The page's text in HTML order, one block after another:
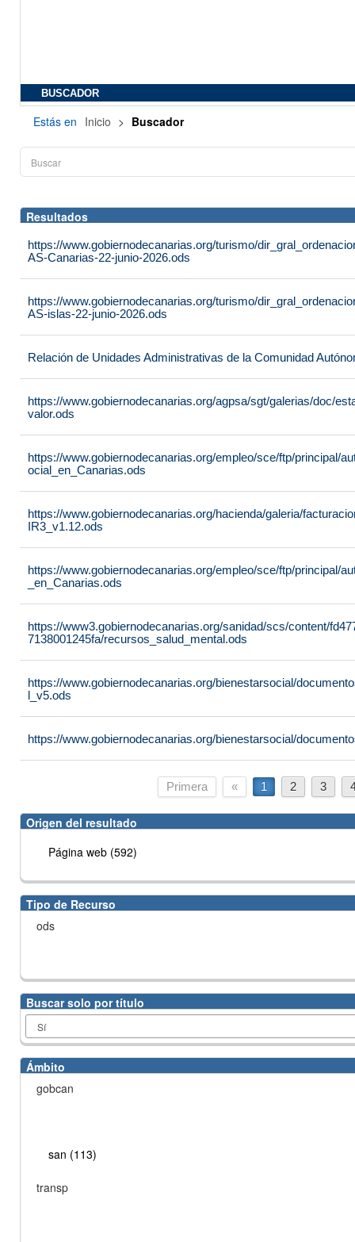
BUSCADOR
Estás en Inicio > Buscador
Resultados
https://www.gobiernodecanarias.org/turismo/
AS-Canarias-22-junio-2026.ods
https://www.gobiernodecanarias.org/turismo/
AS-islas-22-junio-2026.ods
Relación de Unidades Administrativas de la Comunidad
https://www.gobiernodecanarias.org/agpsa/sgt/galerias/doc/
valor.ods
https://www.gobiernodecanarias.org/empleo/sce/ftp/principal/
ocial_en_Canarias.ods
https://www.gobiernodecanarias.org/hacienda/galeria/
IR3_v1.12.ods
https://www.gobiernodecanarias.org/empleo/sce/ftp/principal/
_en_Canarias.ods
https://www3.gobiernodecanarias.org/sanidad/scs/content/
7138001245fa/recursos_salud_mental.ods
https://www.gobiernodecanarias.org/bienestarsocial/
l_v5.ods
https://www.gobiernodecanarias.org/bienestarsocial/
Primera « 1 2 3
Origen del resultado
Página web (592)
Tipo de Recurso
ods
Buscar solo por título
Ámbito
gobcan
san (113)
transp